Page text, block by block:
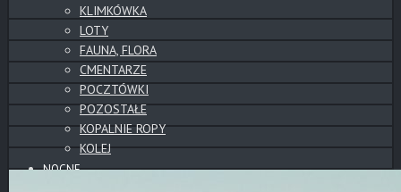
KLIMKÓWKA
LOTY
FAUNA, FLORA
CMENTARZE
POCZTÓWKI
POZOSTAŁE
KOPALNIE ROPY
KOLEJ
NOCNE